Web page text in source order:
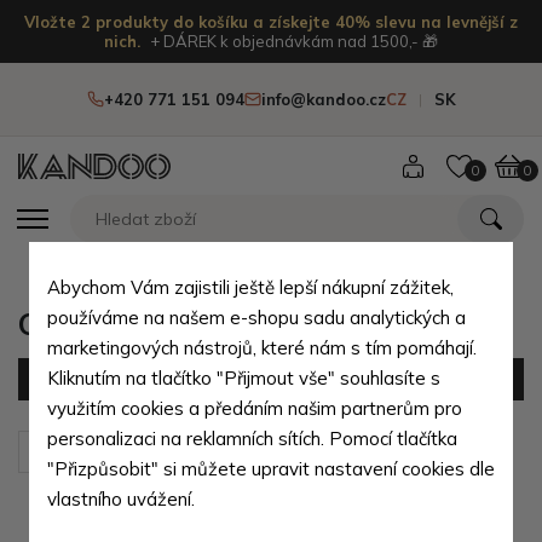
Vložte 2 produkty do košíku a získejte 40% slevu na levnější z
nich.
+ DÁREK k objednávkám nad 1500,- 🎁
+420 771 151 094 info@kandoo.czCZ SK
0 0
Cestovní kufry
Filtr (61 produktů)
Seřadit podle: Výchozí
Abychom Vám zajistili ještě lepší nákupní zážitek,
používáme na našem e-shopu sadu analytických a
marketingových nástrojů, které nám s tím pomáhají.
Kliknutím na tlačítko "Přijmout vše" souhlasíte s
využitím cookies a předáním našim partnerům pro
personalizaci na reklamních sítích. Pomocí tlačítka
"Přizpůsobit" si můžete upravit nastavení cookies dle
vlastního uvážení.